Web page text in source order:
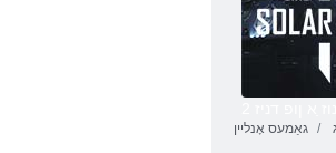
גאַמעס אָנליין